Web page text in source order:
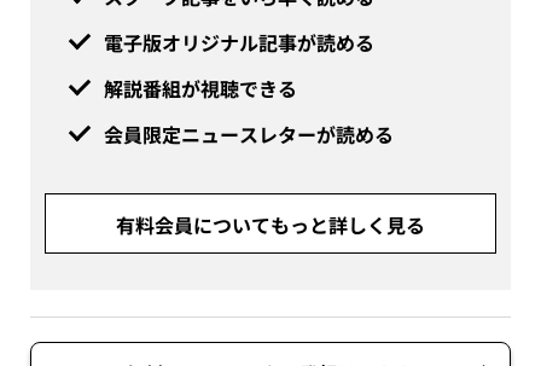
電子版オリジナル記事が読める
解説番組が視聴できる
会員限定ニュースレターが読める
有料会員についてもっと詳しく見る